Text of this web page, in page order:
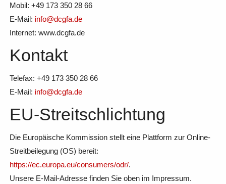
Mobil: +49 173 350 28 66
E-Mail: info@dcgfa.de
Internet: www.dcgfa.de
Kontakt
Telefax: +49 173 350 28 66
E-Mail: info@dcgfa.de
EU-Streitschlichtung
Die Europäische Kommission stellt eine Plattform zur Online-
Streitbeilegung (OS) bereit:
https://ec.europa.eu/consumers/odr/.
Unsere E-Mail-Adresse finden Sie oben im Impressum.